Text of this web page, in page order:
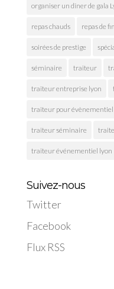
organiser un dîner de gala
repas chauds repas de
soirées de prestige
séminaire traiteur
traiteur entreprise lyon
traiteur pour évènementiel
traiteur séminaire
traiteur événementiel lyon
Suivez-nous
Twitter
Facebook
Flux RSS